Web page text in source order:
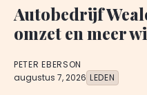
Autobedrijf
omzet en meer
PETER EBERSON
augustus 7, 2026 LEDEN